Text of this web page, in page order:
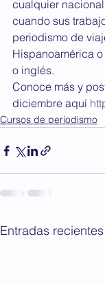
cualquier
cuando sus
periodismo de
Hispanoamérica
o inglés.
Conoce más y
diciembre aquí
Cursos de periodismo
Entradas recientes